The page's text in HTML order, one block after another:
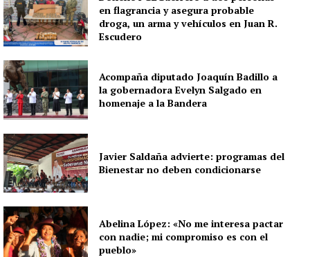
en flagrancia y asegura probable
droga, un arma y vehículos en Juan R.
Escudero
Acompaña diputado Joaquín Badillo a
la gobernadora Evelyn Salgado en
homenaje a la Bandera
Javier Saldaña advierte: programas del
Bienestar no deben condicionarse
Abelina López: «No me interesa pactar
con nadie; mi compromiso es con el
pueblo»